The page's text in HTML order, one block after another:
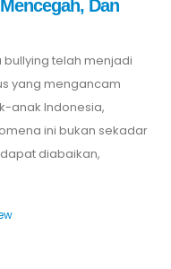
Dan
bullying telah menjadi
yang mengancam
anak Indonesia,
ini bukan sekadar
diabaikan,